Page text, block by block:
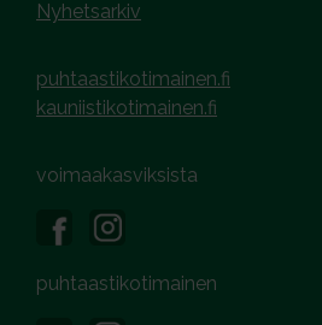
Nyhetsarkiv
puhtaastikotimainen.fi
kauniistikotimainen.fi
voimaakasviksista
puhtaastikotimainen